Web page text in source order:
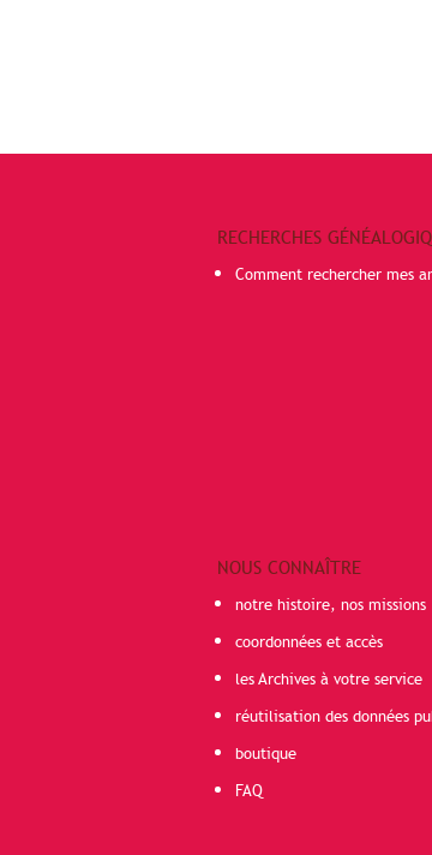
RECHERCHES
Comment rechercher mes
NOUS CONNAÎTRE
notre histoire, nos missions
coordonnées et accès
les Archives à votre service
réutilisation des données
boutique
FAQ